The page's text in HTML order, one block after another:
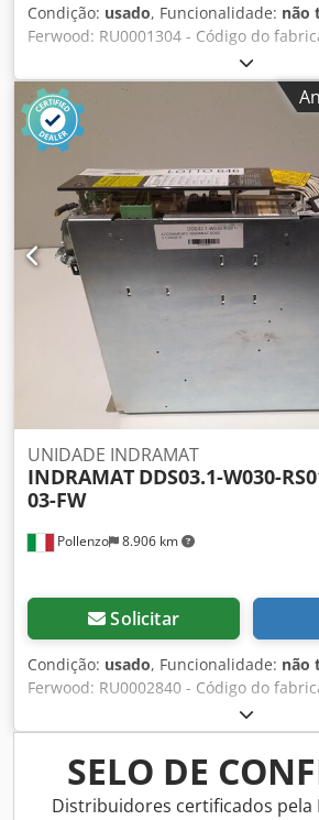
Condição: usado, Funcionalidade: não
Ferwood: RU0001304 - Código do
- Condição: Usado - Funcionalidade:
estiver interessado, oferecemos um
entre em contato conosco. Dedjv Du
Pollenzo 8.906 km
UNIDADE INDRAMAT
INDRAMAT DDS03.1-W030-
03-FW
Solicitar
Condição: usado, Funcionalidade: não
Ferwood: RU0002840 - Código do
W030-RS01-03-FW - Condição: Usado -
testado - Se estiver interessado,
revisão, entre em contato conosco.
AmgokrSELO DE
Distribuidores certificados pela